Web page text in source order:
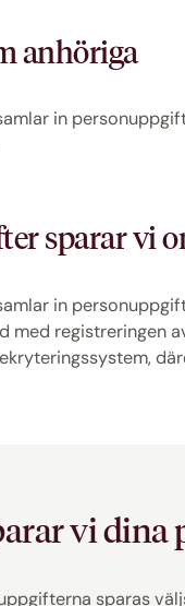
anhöriga
in
sparar vi
in
med registreringen
vi
sparas